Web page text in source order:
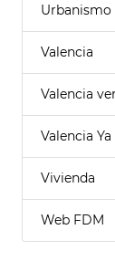
Urbanismo
Valencia
Valencia
Valencia Ya
Vivienda
Web FDM